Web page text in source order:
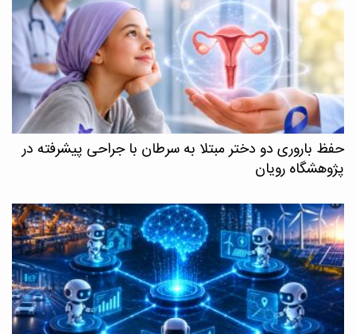
حفظ باروری دو دختر مبتلا به سرطان با جراحی پیشرفته در
پژوهشگاه رویان